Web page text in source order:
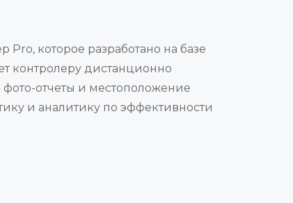
которое разработано на базе
контролеру дистанционно
отчеты и местоположение
и аналитику по эффективности